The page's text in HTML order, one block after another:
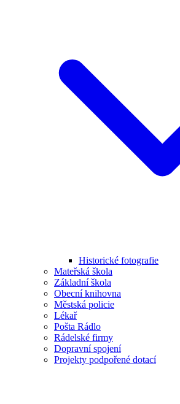
Historické fotografie
Mateřská škola
Základní škola
Obecní knihovna
Městská policie
Lékař
Pošta Rádlo
Rádelské firmy
Dopravní spojení
Projekty podpořené dotací